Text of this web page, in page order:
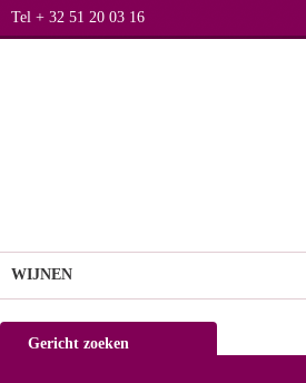
Tel + 32 51 20 03 16
WIJNEN
Gericht zoeken